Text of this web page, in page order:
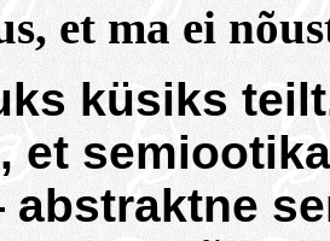
et ma ei
küsiks
et